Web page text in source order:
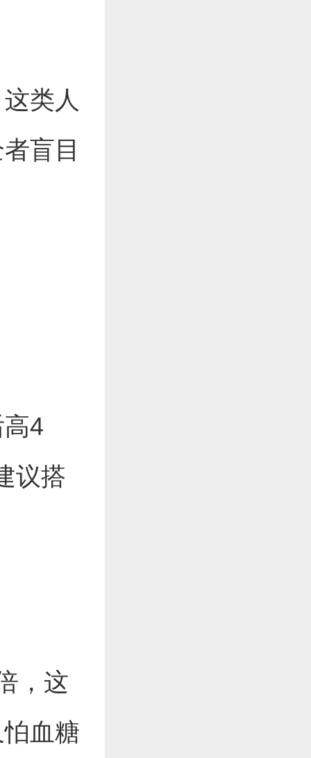
类人
盲目
4
议搭
，这
血糖